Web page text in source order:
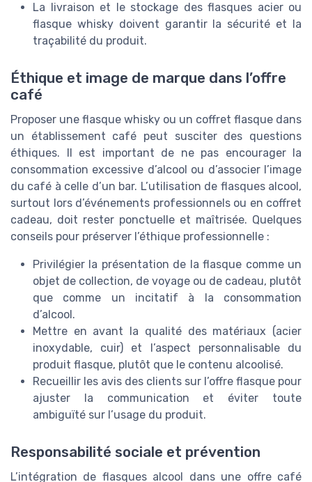
La livraison et le stockage des flasques acier ou
flasque whisky doivent garantir la sécurité et la
traçabilité du produit.
Éthique et image de marque dans l’offre
café
Proposer une flasque whisky ou un coffret flasque dans
un établissement café peut susciter des questions
éthiques. Il est important de ne pas encourager la
consommation excessive d’alcool ou d’associer l’image
du café à celle d’un bar. L’utilisation de flasques alcool,
surtout lors d’événements professionnels ou en coffret
cadeau, doit rester ponctuelle et maîtrisée. Quelques
conseils pour préserver l’éthique professionnelle :
Privilégier la présentation de la flasque comme un
objet de collection, de voyage ou de cadeau, plutôt
que comme un incitatif à la consommation
d’alcool.
Mettre en avant la qualité des matériaux (acier
inoxydable, cuir) et l’aspect personnalisable du
produit flasque, plutôt que le contenu alcoolisé.
Recueillir les avis des clients sur l’offre flasque pour
ajuster la communication et éviter toute
ambiguïté sur l’usage du produit.
Responsabilité sociale et prévention
L’intégration de flasques alcool dans une offre café